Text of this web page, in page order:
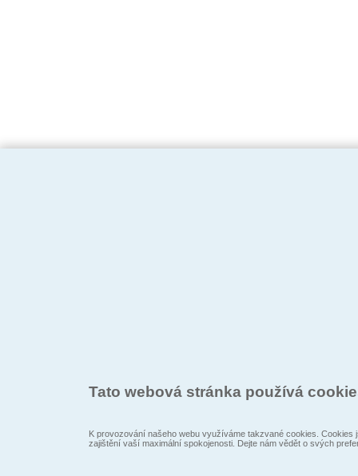
Tato webová stránka používá
K provozování našeho webu využíváme takzvané cookies.
zajištění vaší maximální spokojenosti. Dejte nám vědět o svých